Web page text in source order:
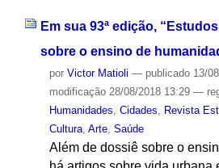
Em sua 93ª edição,
sobre o ensino de
por Victor Matioli — publicado13/
modificação28/08/2018 13:29 —
Humanidades Cidades Revista
Cultura, Arte, Saúde
Além de dossiê sobre o